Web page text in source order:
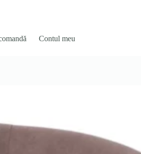
Contul meu